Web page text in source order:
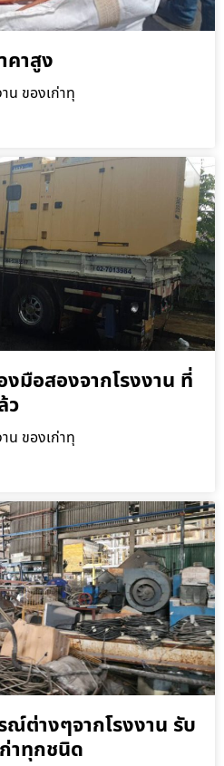
คาสูง
น ของเก่าทุ
มือสองจากโรงงาน ที่
ว
น ของเก่าทุ
ต่างๆจากโรงงาน รับ
าทุกชนิด